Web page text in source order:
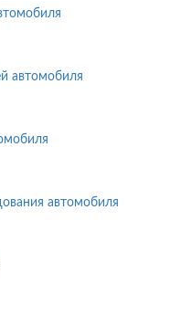
автомобиля
автомобиля